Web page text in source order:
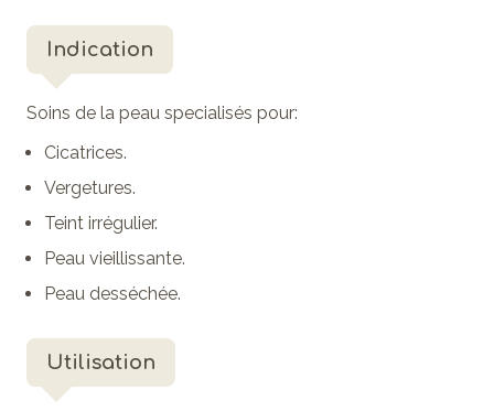
Indication
Soins de la peau specialisés pour:
Cicatrices.
Vergetures.
Teint irrégulier.
Peau vieillissante.
Peau desséchée.
Utilisation